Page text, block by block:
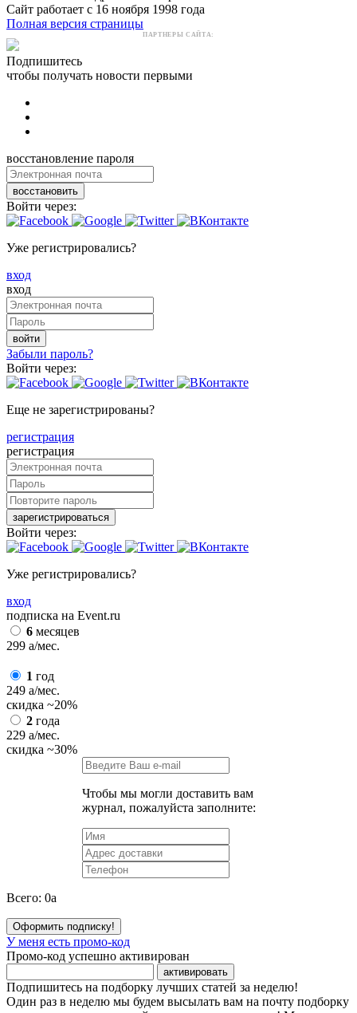
Сайт работает с 16 ноября 1998 года
Полная версия страницы
ПАРТНЕРЫ САЙТА:
Подпишитесь
чтобы получать новости первыми
восстановление пароля
восстановить
Войти через:
Уже регистрировались?
вход
вход
войти
Забыли пароль?
Войти через:
Еще не зарегистрированы?
регистрация
регистрация
зарегистрироваться
Войти через:
Уже регистрировались?
вход
подписка на Event.ru
6 месяцев
299 a/мес.
1 год
249 a/мес.
скидка ~20%
2 года
229 a/мес.
скидка ~30%
Чтобы мы могли доставить вам
журнал, пожалуйста заполните:
Всего: 0a
Оформить подписку!
У меня есть промо-код
Промо-код успешно активирован
активировать
Подпишитесь на подборку лучших статей за неделю!
Один раз в неделю мы будем высылать вам на почту подборку